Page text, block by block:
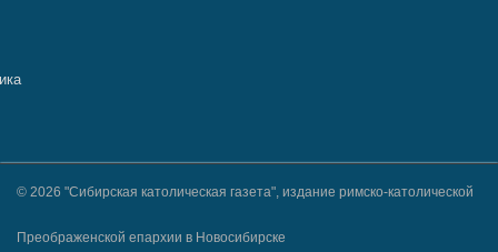
© 2026 "Сибирская католическая газета", издание римско-католической
Преображенской епархии в Новосибирске